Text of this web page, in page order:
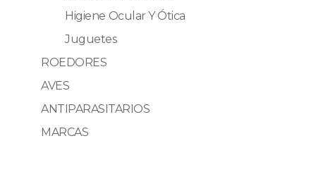
Higiene Ocular Y Ótica
Juguetes
ROEDORES
AVES
ANTIPARASITARIOS
MARCAS